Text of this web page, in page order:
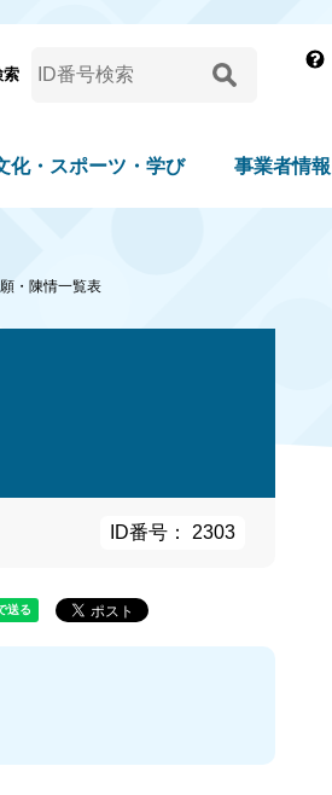
索
化・スポーツ・学び 事業者情報
・陳情一覧表
ID番号： 2303